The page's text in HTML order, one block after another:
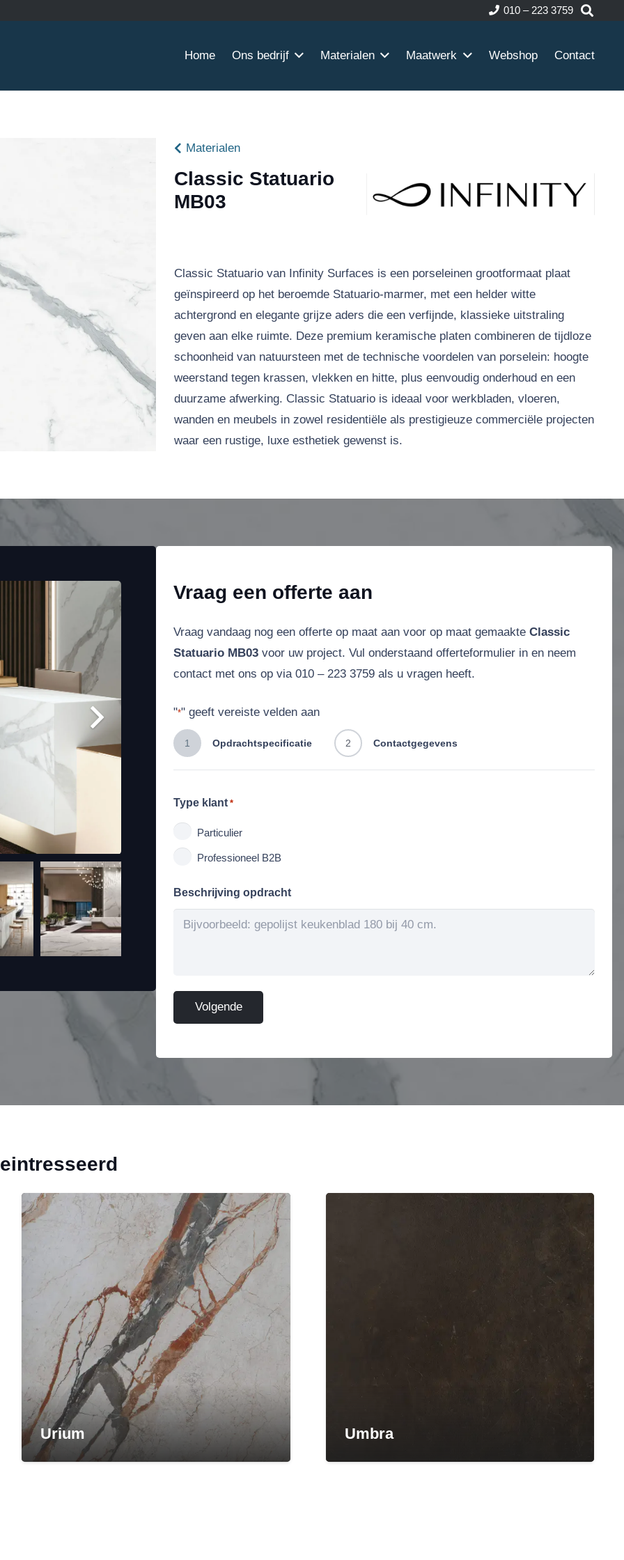
010 – 223 3759
Home Ons bedrijf Materialen Maatwerk Webshop Contact
Materialen
Classic Statuario
MB03
Classic Statuario van Infinity Surfaces is een porseleinen grootformaat plaat
geïnspireerd op het beroemde Statuario-marmer, met een helder witte
achtergrond en elegante grijze aders die een verfijnde, klassieke uitstraling
geven aan elke ruimte. Deze premium keramische platen combineren de tijdloze
schoonheid van natuursteen met de technische voordelen van porselein: hoogte
weerstand tegen krassen, vlekken en hitte, plus eenvoudig onderhoud en een
duurzame afwerking. Classic Statuario is ideaal voor werkbladen, vloeren,
wanden en meubels in zowel residentiële als prestigieuze commerciële projecten
waar een rustige, luxe esthetiek gewenst is.
Vraag een offerte aan
Vraag vandaag nog een offerte op maat aan voor op maat gemaakte Classic
Statuario MB03 voor uw project. Vul onderstaand offerteformulier in en neem
contact met ons op via 010 – 223 3759 als u vragen heeft.
"*" geeft vereiste velden aan
1 Opdrachtspecificatie 2 Contactgegevens
Type klant *
Particulier
Professioneel B2B
Beschrijving opdracht
Urium Umbra